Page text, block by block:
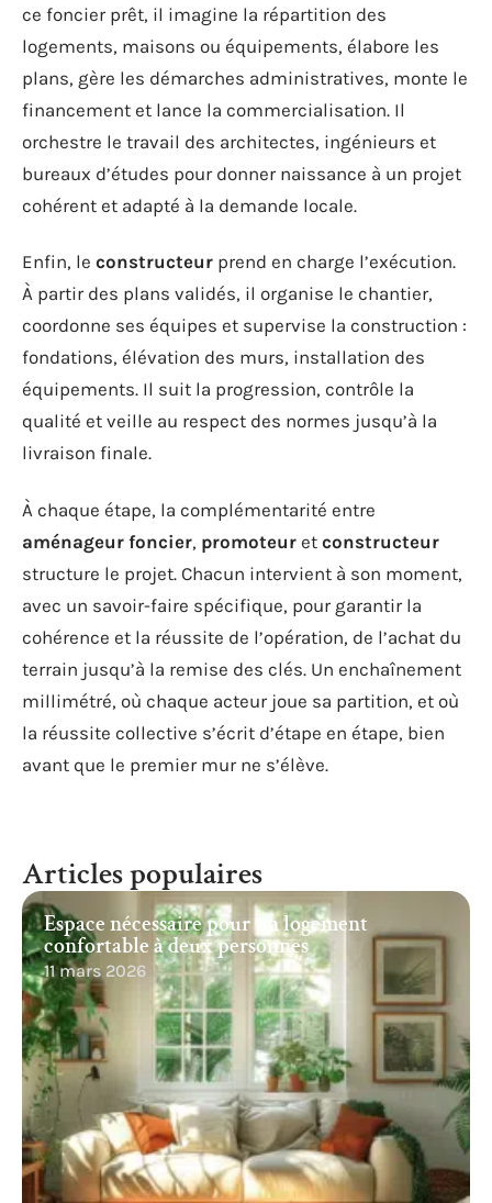
ce foncier prêt, il imagine la répartition des
logements, maisons ou équipements, élabore les
plans, gère les démarches administratives, monte le
financement et lance la commercialisation. Il
orchestre le travail des architectes, ingénieurs et
bureaux d’études pour donner naissance à un projet
cohérent et adapté à la demande locale.
Enfin, le constructeur prend en charge l’exécution.
À partir des plans validés, il organise le chantier,
coordonne ses équipes et supervise la construction :
fondations, élévation des murs, installation des
équipements. Il suit la progression, contrôle la
qualité et veille au respect des normes jusqu’à la
livraison finale.
À chaque étape, la complémentarité entre
aménageur foncier, promoteur et constructeur
structure le projet. Chacun intervient à son moment,
avec un savoir-faire spécifique, pour garantir la
cohérence et la réussite de l’opération, de l’achat du
terrain jusqu’à la remise des clés. Un enchaînement
millimétré, où chaque acteur joue sa partition, et où
la réussite collective s’écrit d’étape en étape, bien
avant que le premier mur ne s’élève.
Articles populaires
Espace nécessaire pour un logement
confortable à deux personnes
11 mars 2026